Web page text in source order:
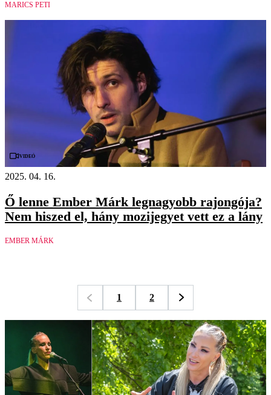
MARICS PETI
Videó
2025. 04. 16.
Ő lenne Ember Márk legnagyobb rajongója?
Nem hiszed el, hány mozijegyet vett ez a lány
EMBER MÁRK
1 2